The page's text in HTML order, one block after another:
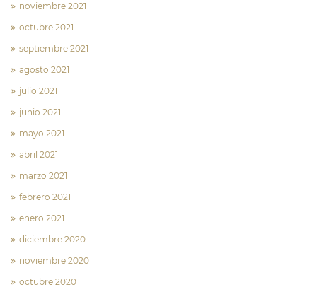
noviembre 2021
octubre 2021
septiembre 2021
agosto 2021
julio 2021
junio 2021
mayo 2021
abril 2021
marzo 2021
febrero 2021
enero 2021
diciembre 2020
noviembre 2020
octubre 2020